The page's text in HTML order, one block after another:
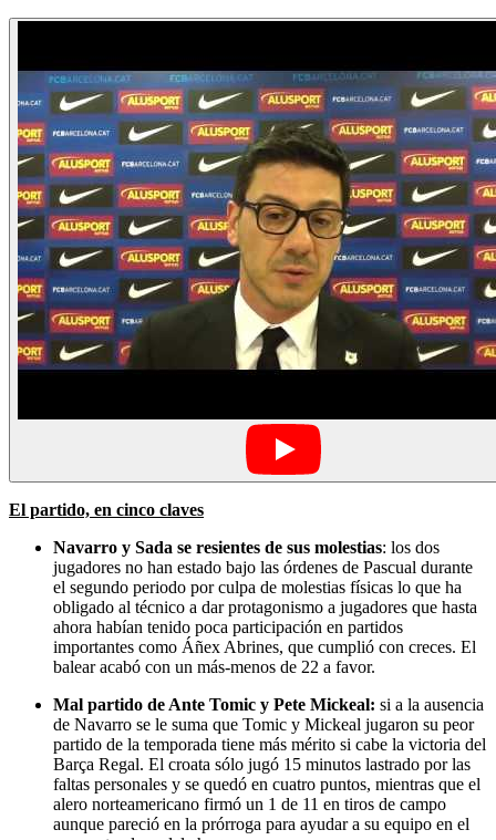
El partido, en cinco claves
Navarro y Sada se resientes de sus molestias: los dos
jugadores no han estado bajo las órdenes de Pascual durante
el segundo periodo por culpa de molestias físicas lo que ha
obligado al técnico a dar protagonismo a jugadores que hasta
ahora habían tenido poca participación en partidos
importantes como Áñex Abrines, que cumplió con creces. El
balear acabó con un más-menos de 22 a favor.
Mal partido de Ante Tomic y Pete Mickeal: si a la ausencia
de Navarro se le suma que Tomic y Mickeal jugaron su peor
partido de la temporada tiene más mérito si cabe la victoria del
Barça Regal. El croata sólo jugó 15 minutos lastrado por las
faltas personales y se quedó en cuatro puntos, mientras que el
alero norteamericano firmó un 1 de 11 en tiros de campo
aunque pareció en la prórroga para ayudar a su equipo en el